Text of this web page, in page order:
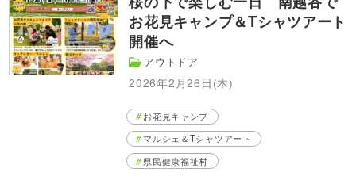
お花見キャンプ＆Tシャツアート
開催へ
アウトドア
2026年2月26日(木)
お花見キャンプ
マルシェ＆Tシャツアート
県民健康福祉村